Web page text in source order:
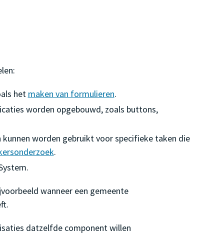
het maken van formulieren.
worden opgebouwd, zoals buttons,
worden gebruikt voor specifieke taken die
.
wanneer een gemeente
datzelfde component willen